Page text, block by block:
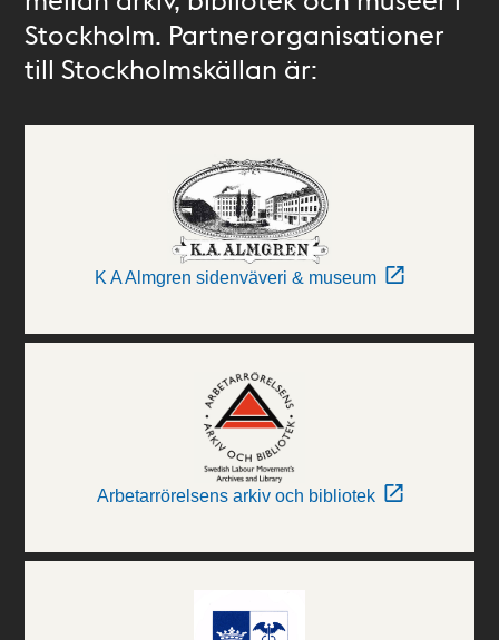
Stockholm. Partnerorganisationer
till Stockholmskällan är:
K A Almgren sidenväveri & museum
Arbetarrörelsens arkiv och bibliotek